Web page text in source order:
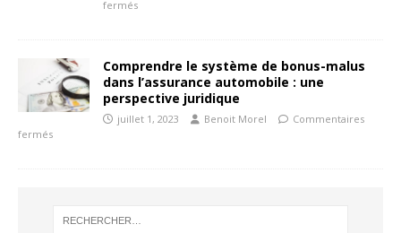
fermés
Comprendre le système de bonus-malus
dans l’assurance automobile : une
perspective juridique
juillet 1, 2023 Benoit Morel
Commentaires
fermés